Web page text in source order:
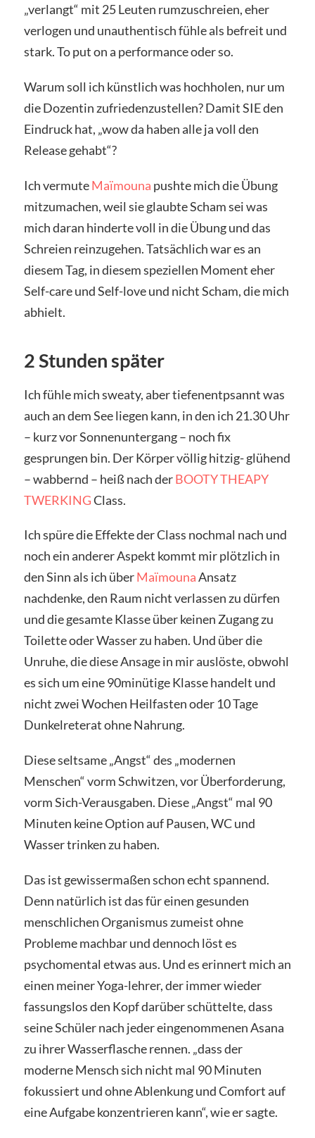
„verlangt“ mit 25 Leuten rumzuschreien, eher
verlogen und unauthentisch fühle als befreit und
stark. To put on a performance oder so.
Warum soll ich künstlich was hochholen, nur um
die Dozentin zufriedenzustellen? Damit SIE den
Eindruck hat, „wow da haben alle ja voll den
Release gehabt“?
Ich vermuteMaïmouna pushte mich die Übung
mitzumachen, weil sie glaubte Scham sei was
mich daran hinderte voll in die Übung und das
Schreien reinzugehen. Tatsächlich war es an
diesem Tag, in diesem speziellen Moment eher
Self-care und Self-love und nicht Scham, die mich
abhielt.
2 Stunden später
Ich fühle mich sweaty, aber tiefenentpsannt was
auch an dem See liegen kann, in den ich 21.30 Uhr
– kurz vor Sonnenuntergang – noch fix
gesprungen bin. Der Körper völlig hitzig- glühend
– wabbernd – heiß nach derBOOTY THEAPY
TWERKINGClass.
Ich spüre die Effekte der Class nochmal nach und
noch ein anderer Aspekt kommt mir plötzlich in
den Sinn als ich überMaïmounaAnsatz
nachdenke, den Raum nicht verlassen zu dürfen
und die gesamte Klasse über keinen Zugang zu
Toilette oder Wasser zu haben. Und über die
Unruhe, die diese Ansage in mir auslöste, obwohl
es sich um eine 90minütige Klasse handelt und
nicht zwei Wochen Heilfasten oder 10 Tage
Dunkelreterat ohne Nahrung.
Diese seltsame „Angst“ des „modernen
Menschen“ vorm Schwitzen, vor Überforderung,
vorm Sich-Verausgaben. Diese „Angst“ mal 90
Minuten keine Option auf Pausen, WC und
Wasser trinken zu haben.
Das ist gewissermaßen schon echt spannend.
Denn natürlich ist das für einen gesunden
menschlichen Organismus zumeist ohne
Probleme machbar und dennoch löst es
psychomental etwas aus. Und es erinnert mich an
einen meiner Yoga-lehrer, der immer wieder
fassungslos den Kopf darüber schüttelte, dass
seine Schüler nach jeder eingenommenen Asana
zu ihrer Wasserflasche rennen. „dass der
moderne Mensch sich nicht mal 90 Minuten
fokussiert und ohne Ablenkung und Comfort auf
eine Aufgabe konzentrieren kann“, wie er sagte.